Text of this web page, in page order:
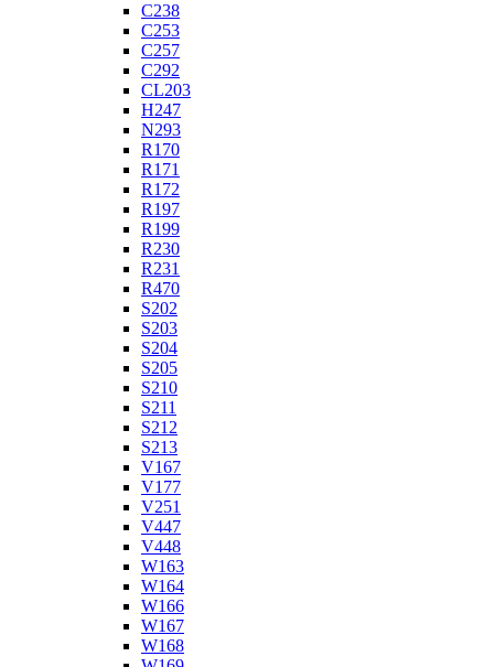
C238
C253
C257
C292
CL203
H247
N293
R170
R171
R172
R197
R199
R230
R231
R470
S202
S203
S204
S205
S210
S211
S212
S213
V167
V177
V251
V447
V448
W163
W164
W166
W167
W168